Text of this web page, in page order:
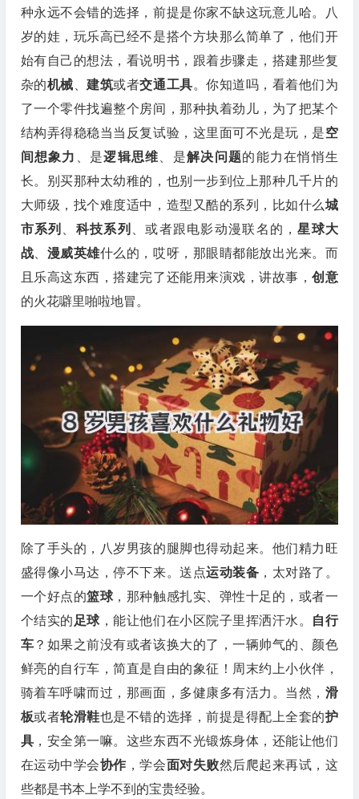
种永远不会错的选择，前提是你家不缺这玩意儿哈。八
岁的娃，玩乐高已经不是搭个方块那么简单了，他们开
始有自己的想法，看说明书，跟着步骤走，搭建那些复
杂的机械 、建筑或者交通工具。你知道吗，看着他们为
了一个零件找遍整个房间，那种执着劲儿，为了把某个
结构弄得稳稳当当反复试验，这里面可不光是玩，是空
间想象力
、是逻辑思维 、是解决问题的能力在悄悄生
长。别买那种太幼稚的，也别一步到位上那种几千片的
大师级，找个难度适中，造型又酷的系列，比如什么城
市系列
科技系列 、或者跟电影动漫联名的，星球大
战
漫威英雄什么的，哎呀，那眼睛都能放出光来。而
且乐高这东西，搭建完了还能用来演戏，讲故事，创意
的火花噼里啪啦地冒。
除了手头的，八岁男孩的腿脚也得动起来。他们精力旺
盛得像小马达，停不下来。送点运动装备 ，太对路了。
一个好点的篮球，那种触感扎实、弹性十足的，或者一
个结实的 足球，能让他们在小区院子里挥洒汗水。 自行
车 ？如果之前没有或者该换大的了，一辆帅气的、颜色
鲜亮的自行车，简直是自由的象征！周末约上小伙伴，
骑着车呼啸而过，那画面，多健康多有活力。当然， 滑
板或者轮滑鞋也是不错的选择，前提是得配上全套的护
具 ，安全第一嘛。这些东西不光锻炼身体，还能让他们
在运动中学会协作 ，学会面对失败然后爬起来再试，这
些都是书本上学不到的宝贵经验。